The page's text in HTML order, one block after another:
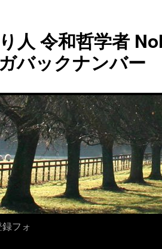
人 令和哲学者
バックナンバー
フォ